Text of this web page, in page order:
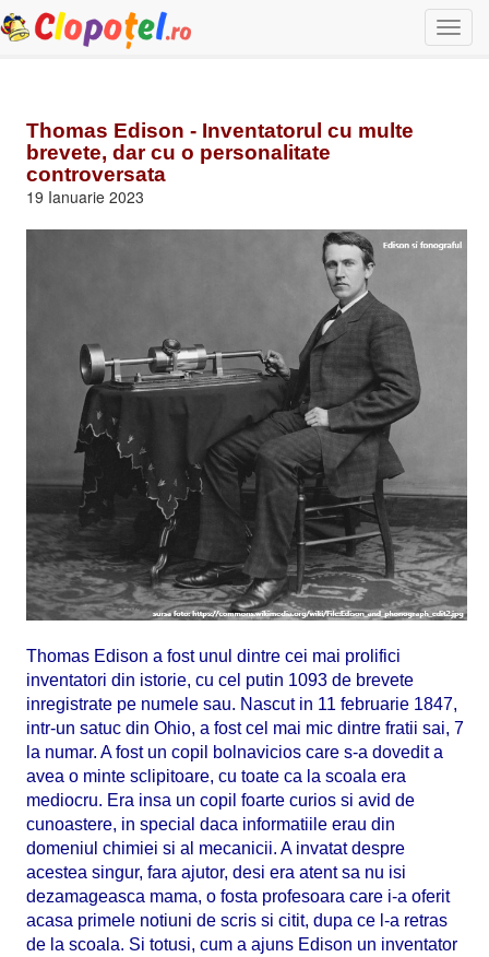
Thomas Edison - Inventatorul cu multe
brevete, dar cu o personalitate
controversata
19 Ianuarie 2023
Thomas Edison a fost unul dintre cei mai prolifici
inventatori din istorie, cu cel putin 1093 de brevete
inregistrate pe numele sau. Nascut in 11 februarie 1847,
intr-un satuc din Ohio, a fost cel mai mic dintre fratii sai, 7
la numar. A fost un copil bolnavicios care s-a dovedit a
avea o minte sclipitoare, cu toate ca la scoala era
mediocru. Era insa un copil foarte curios si avid de
cunoastere, in special daca informatiile erau din
domeniul chimiei si al mecanicii. A invatat despre
acestea singur, fara ajutor, desi era atent sa nu isi
dezamageasca mama, o fosta profesoara care i-a oferit
acasa primele notiuni de scris si citit, dupa ce l-a retras
de la scoala. Si totusi, cum a ajuns Edison un inventator